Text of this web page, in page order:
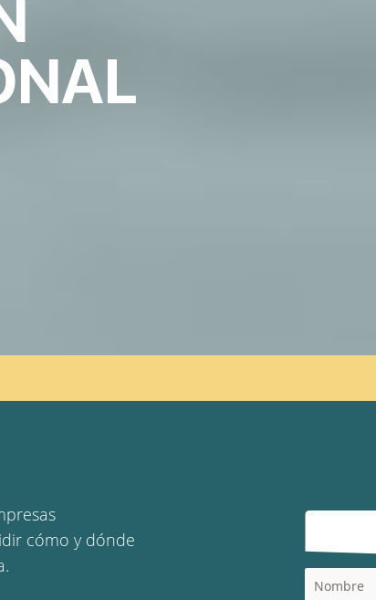
cómo y dónde